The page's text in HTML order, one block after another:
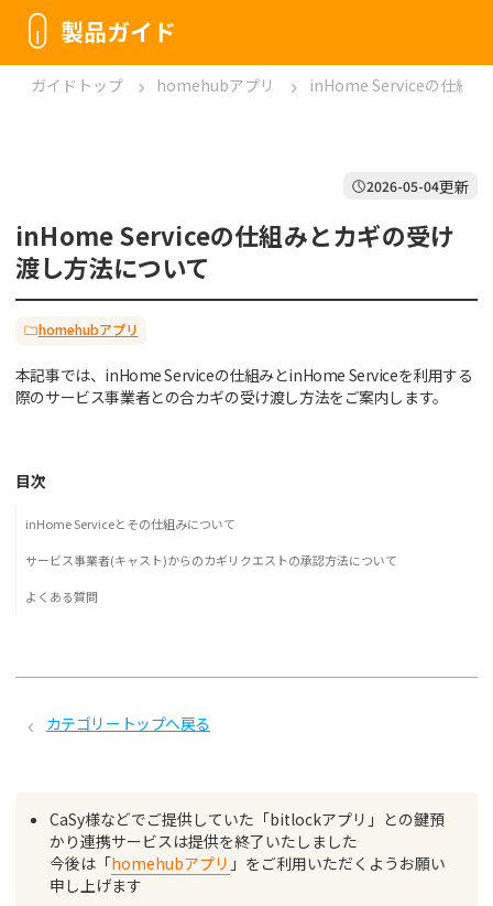
製品ガイド
ガイドトップ homehubアプリ inHome Serviceの仕組み
2026-05-04更新
inHome Serviceの仕組みとカギの受け
渡し方法について
homehubアプリ
本記事では、inHome Serviceの仕組みとinHome Serviceを利用する
際のサービス事業者との合カギの受け渡し方法をご案内します。
目次
inHome Serviceとその仕組みについて
サービス事業者(キャスト)からのカギリクエストの承認方法について
よくある質問
カテゴリートップへ戻る
CaSy様などでご提供していた「bitlockアプリ」との鍵預
かり連携サービスは提供を終了いたしました
今後は「homehubアプリ 」をご利用いただくようお願い
申し上げます